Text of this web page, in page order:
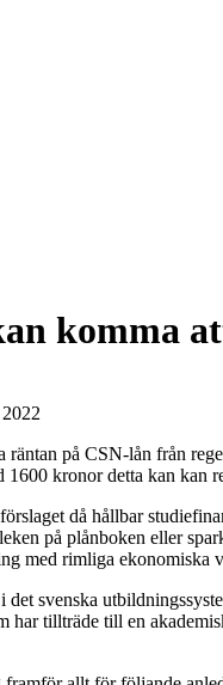
komma
på CSN-lån från
1600 kronor detta kan kan
då hållbar
på plånboken eller
med rimliga ekonomiska
svenska
har tillträde till en